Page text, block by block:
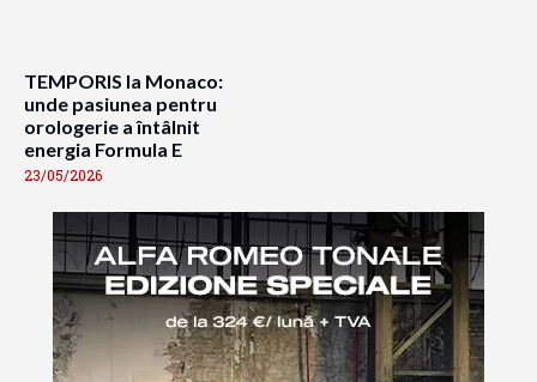
TEMPORIS la Monaco:
unde pasiunea pentru
orologerie a întâlnit
energia Formula E
23/05/2026